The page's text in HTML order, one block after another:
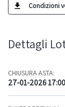
Condizioni
Dettagli
CHIUSURA ASTA:
27-01-2026